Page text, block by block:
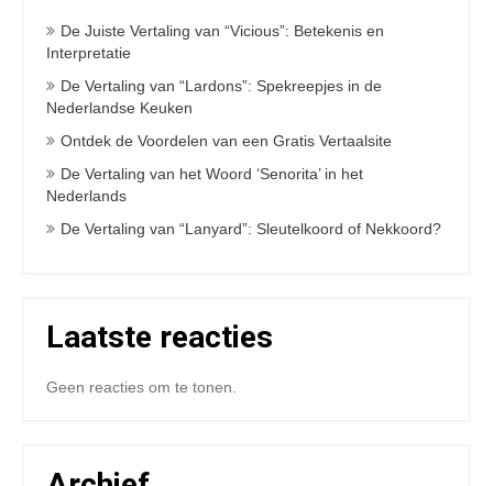
De Juiste Vertaling van “Vicious”: Betekenis en
Interpretatie
De Vertaling van “Lardons”: Spekreepjes in de
Nederlandse Keuken
Ontdek de Voordelen van een Gratis Vertaalsite
De Vertaling van het Woord ‘Senorita’ in het
Nederlands
De Vertaling van “Lanyard”: Sleutelkoord of Nekkoord?
Laatste reacties
Geen reacties om te tonen.